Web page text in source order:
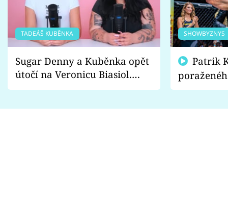
TADEÁŠ KUBĚNKA
Sugar Denny a Kuběnka opět
útočí na Veronicu Biasiol.
Proč je podle nich falešná a
SHOWBYZNYS
fanoušci